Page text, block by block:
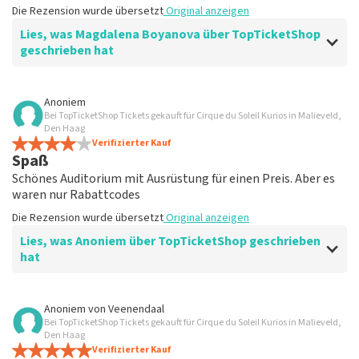
Die Rezension wurde übersetztOriginal anzeigen
Lies, was Magdalena Boyanova über TopTicketShop
geschrieben hat
Bewertung von Magdalena Boyanova über
Super
Die Rezension wurde übersetzt
Anoniem
Bei TopTicketShop Tickets gekauft für Cirque du Soleil Kurios in Malieveld,
Den Haag
Verifizierter Kauf
Spaß
Schönes Auditorium mit Ausrüstung für einen Preis. Aber es
waren nur Rabattcodes
Die Rezension wurde übersetztOriginal anzeigen
Lies, was Anoniem über TopTicketShop geschrieben
hat
Bewertung von Anoniem über
Sehr teuer
Die Rezension wurde übersetzt
Anoniem von Veenendaal
Bei TopTicketShop Tickets gekauft für Cirque du Soleil Kurios in Malieveld,
Den Haag
Verifizierter Kauf